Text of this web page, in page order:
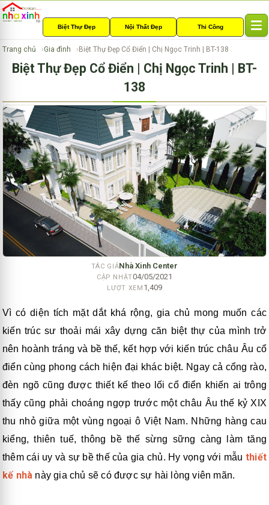
Biệt Thự Đẹp Nội Thất Đẹp Thi Công
g
n
a
v
g
a
t
o
n
Trang chủ Gia đình Biệt Thự Đẹp Cổ Điển | Chị Ngọc Trinh | BT-138
Biệt Thự Đẹp Cổ Điển | Chị Ngọc Trinh | BT-
138
TÁC GIẢNhà Xinh Center
CẬP NHẬT04/05/2021
LƯỢT XEM 1,409
Vì có diện tích mặt dắt khá rộng, gia chủ mong muốn các
kiến trúc sư thoải mái xây dựng căn biệt thự của mình trở
nên hoành tráng và bề thế, kết hợp với kiến trúc châu Âu cổ
điển cùng phong cách hiện đại khác biệt. Ngay cả cổng rào,
đèn ngõ cũng được thiết kế theo lối cổ điển khiến ai trông
thấy cũng phải choáng ngợp trước một châu Âu thế kỷ XIX
thu nhỏ giữa một vùng ngoại ô Việt Nam. Những hàng cau
kiểng, thiên tuế, thông bề thế sừng sững càng làm tăng
thêm cái uy và sự bề thế của gia chủ. Hy vọng với mẫu thiết
kế nhà này gia chủ sẽ có được sự hài lòng viên mãn.